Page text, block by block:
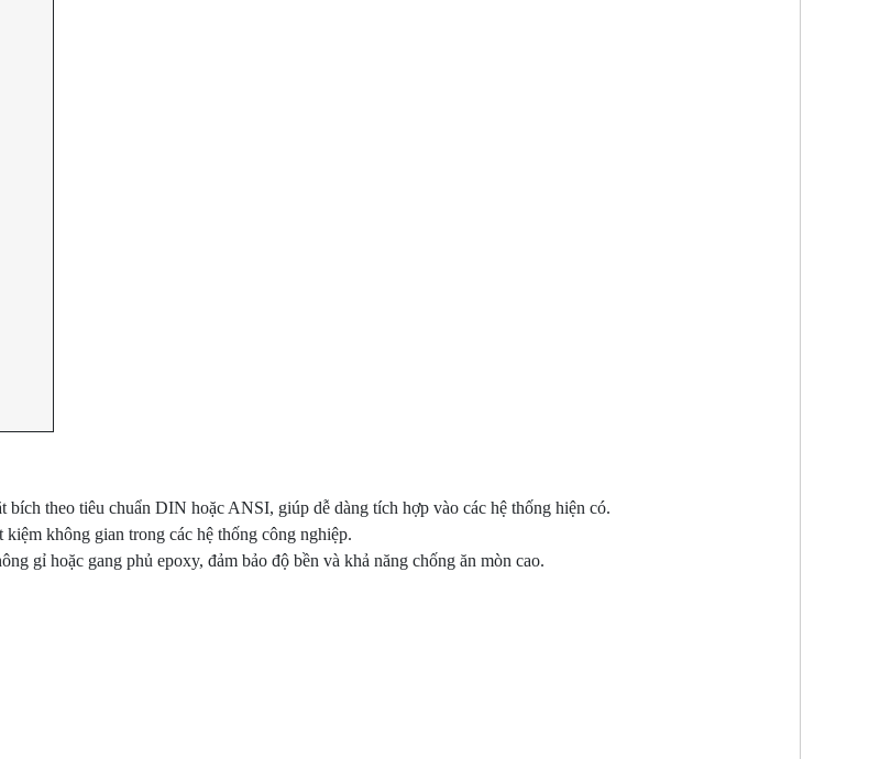
theo tiêu chuẩn DIN hoặc ANSI, giúp dễ dàng tích hợp vào các hệ thống hiện có.
không gian trong các hệ thống công nghiệp.
gỉ hoặc gang phủ epoxy, đảm bảo độ bền và khả năng chống ăn mòn cao.